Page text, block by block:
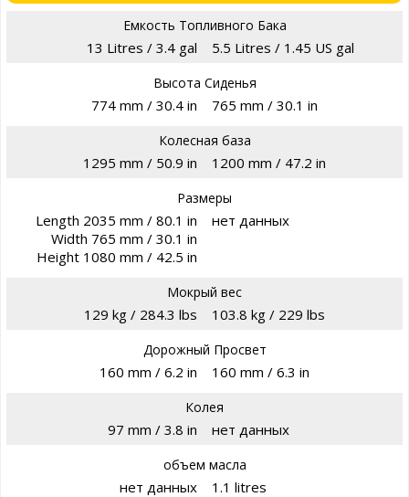
Емкость Топливного Бака
13 Litres / 3.4 gal 5.5 Litres / 1.45 US gal
Высота Сиденья
774 mm / 30.4 in 765 mm / 30.1 in
Колесная база
1295 mm / 50.9 in 1200 mm / 47.2 in
Размеры
Length 2035 mm / 80.1 in
Width 765 mm / 30.1 in
Height 1080 mm / 42.5 in
нет данных
Мокрый вес
129 kg / 284.3 lbs 103.8 kg / 229 lbs
Дорожный Просвет
160 mm / 6.2 in 160 mm / 6.3 in
Колея
97 mm / 3.8 in нет данных
объем масла
нет данных 1.1 litres